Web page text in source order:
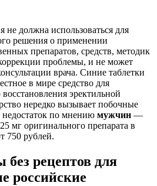
должна использоваться для
решения о применении
препаратов, средств, методик
проблемы, и не может
врача. Синие таблетки
в мире средство для
эректильной
нередко вызывает побочные
по мнению мужчин —
мг оригинального препарата в
750 рублей.
рецептов для
российские